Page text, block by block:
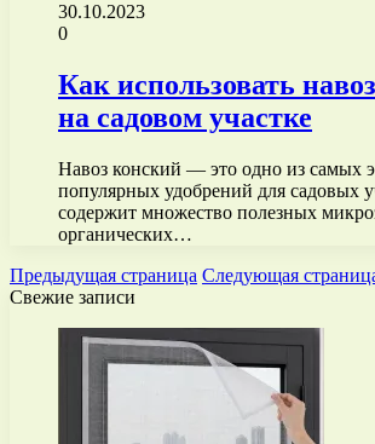
30.10.2023
0
Как использовать
на садовом участке
Навоз конский — это одно из самых
популярных удобрений для садовых
содержит множество полезных
органических…
Предыдущая страница Следующая
Свежие записи